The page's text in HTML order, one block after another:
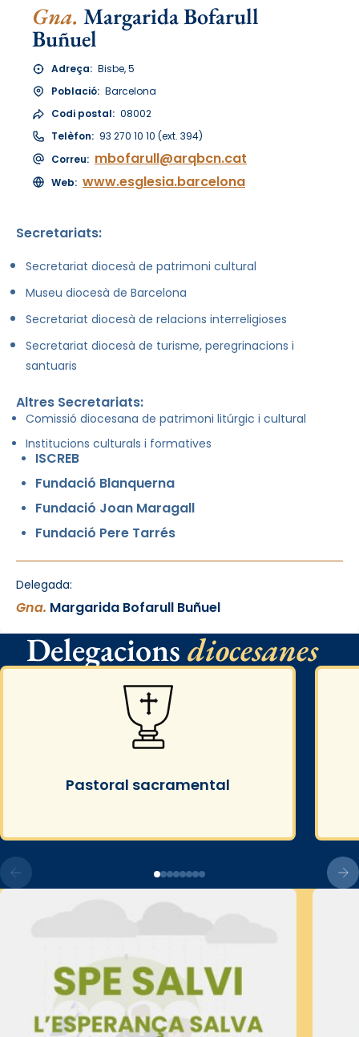
Gna. Margarida Bofarull
Buñuel
Adreça: Bisbe, 5
Població: Barcelona
Codi postal: 08002
Telèfon: 93 270 10 10 (ext. 394)
Correu: mbofarull@arqbcn.cat
Web: www.esglesia.barcelona
Secretariats:
Secretariat diocesà de patrimoni cultural
Museu diocesà de Barcelona
Secretariat diocesà de relacions interreligioses
Secretariat diocesà de turisme, peregrinacions i
santuaris
Altres Secretariats:
Comissió diocesana de patrimoni litúrgic i cultural
Institucions culturals i formatives
ISCREB
Fundació Blanquerna
Fundació Joan Maragall
Fundació Pere Tarrés
Delegada:
Gna. Margarida Bofarull Buñuel
Delegacionsdiocesanes
Pastoral sacramental